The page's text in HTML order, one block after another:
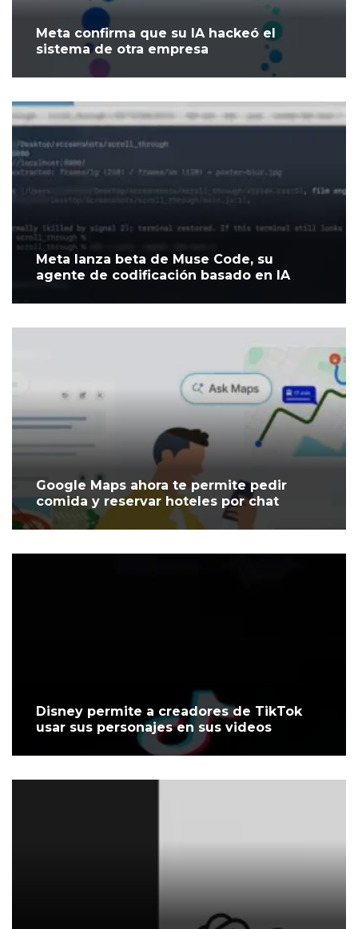
Meta confirma que su IA hackeó el
sistema de otra empresa
Meta lanza beta de Muse Code, su
agente de codificación basado en IA
Google Maps ahora te permite pedir
comida y reservar hoteles por chat
Disney permite a creadores de TikTok
usar sus personajes en sus videos